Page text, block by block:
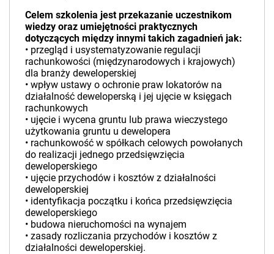
Celem szkolenia jest przekazanie uczestnikom
wiedzy oraz umiejętności praktycznych
dotyczących między innymi takich zagadnień jak:
• przegląd i usystematyzowanie regulacji
rachunkowości (międzynarodowych i krajowych)
dla branży deweloperskiej
• wpływ ustawy o ochronie praw lokatorów na
działalność deweloperską i jej ujęcie w księgach
rachunkowych
• ujęcie i wycena gruntu lub prawa wieczystego
użytkowania gruntu u dewelopera
• rachunkowość w spółkach celowych powołanych
do realizacji jednego przedsięwzięcia
deweloperskiego
• ujęcie przychodów i kosztów z działalności
deweloperskiej
• identyfikacja początku i końca przedsięwzięcia
deweloperskiego
• budowa nieruchomości na wynajem
• zasady rozliczania przychodów i kosztów z
działalności deweloperskiej.